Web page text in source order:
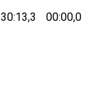
30:13,3 00:00,0